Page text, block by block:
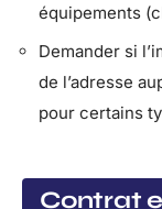
équipements
Demander si
de l’adresse
pour certains
Contrat